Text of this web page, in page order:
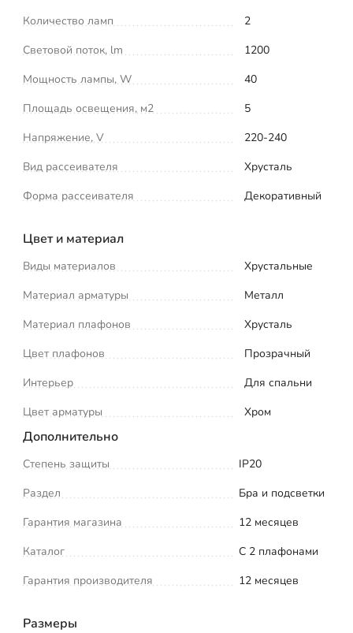
Количество ламп
2
Световой поток, lm
1200
Мощность лампы, W
40
Площадь освещения, м2
5
Напряжение, V
220-240
Вид рассеивателя
Хрусталь
Форма рассеивателя
Декоративный
Цвет и материал
Виды материалов
Хрустальные
Материал арматуры
Металл
Материал плафонов
Хрусталь
Цвет плафонов
Прозрачный
Интерьер
Для спальни
Цвет арматуры
Хром
Дополнительно
Степень защиты
IP20
Раздел
Бра и подсветки
Гарантия магазина
12 месяцев
Каталог
С 2 плафонами
Гарантия производителя
12 месяцев
Размеры